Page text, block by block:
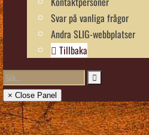
Svar på vanliga frågor
Andra SLIG-webbplatser
Tillbaka
× Close Panel